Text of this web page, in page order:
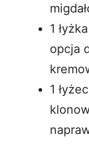
1
opcja
1